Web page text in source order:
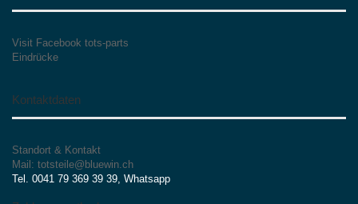
Visit Facebook tots-parts
Eindrücke
Kontaktdaten
Standort & Kontakt
Mail: totsteile@bluewin.ch
Tel. 0041 79 369 39 39, Whatsapp